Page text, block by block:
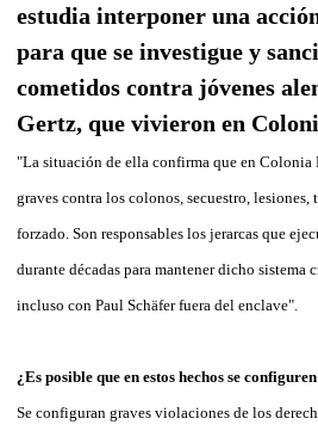
estudia interponer una
para que se investigue y
cometidos contra jóvenes
Gertz, que vivieron en
"La situación de ella confirma que en
graves contra los colonos, secuestro, lesiones,
forzado. Son responsables los jerarcas que
durante décadas para mantener dicho sistema
incluso con Paul Schäfer fuera del enclave".
¿Es posible que en estos hechos se
Se configuran graves violaciones de los